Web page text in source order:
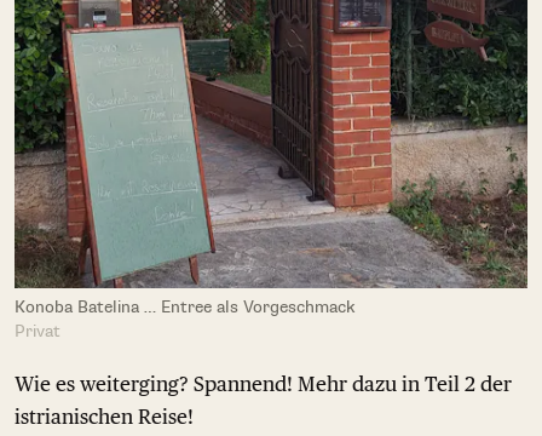
Konoba Batelina … Entree als Vorgeschmack
Privat
Wie es weiterging? Spannend! Mehr dazu in Teil 2 der
istrianischen Reise!